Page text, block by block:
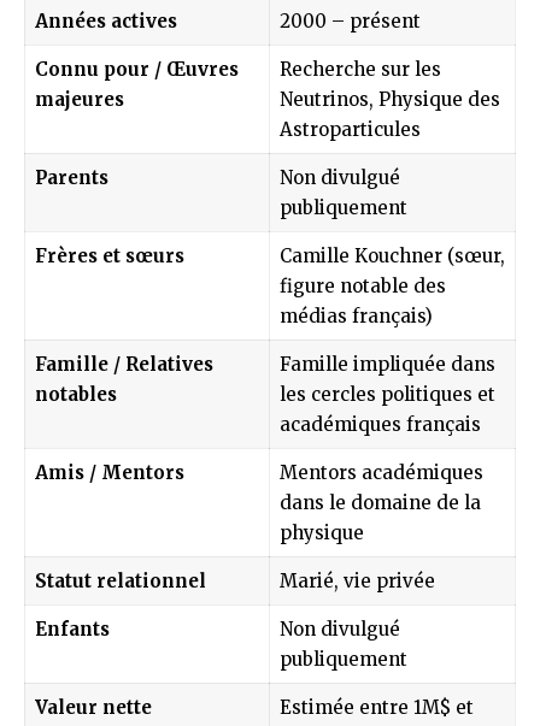
Années actives 2000 – présent
Connu pour / Œuvres
majeures
Recherche sur les
Neutrinos, Physique des
Astroparticules
Parents
Non divulgué
publiquement
Frères et sœurs
Camille Kouchner (sœur,
figure notable des
médias français)
Famille / Relatives
notables
Famille impliquée dans
les cercles politiques et
académiques français
Amis / Mentors
Mentors académiques
dans le domaine de la
physique
Statut relationnel Marié, vie privée
Enfants
Non divulgué
publiquement
Valeur nette Estimée entre 1M$ et